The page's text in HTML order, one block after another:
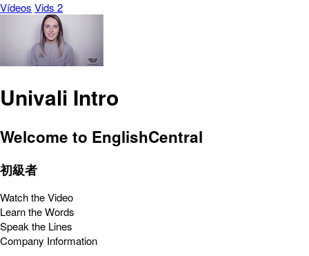
Vídeos Vids 2
Univali Intro
Welcome to EnglishCentral
初級者
Watch the Video
Learn the Words
Speak the Lines
Company Information